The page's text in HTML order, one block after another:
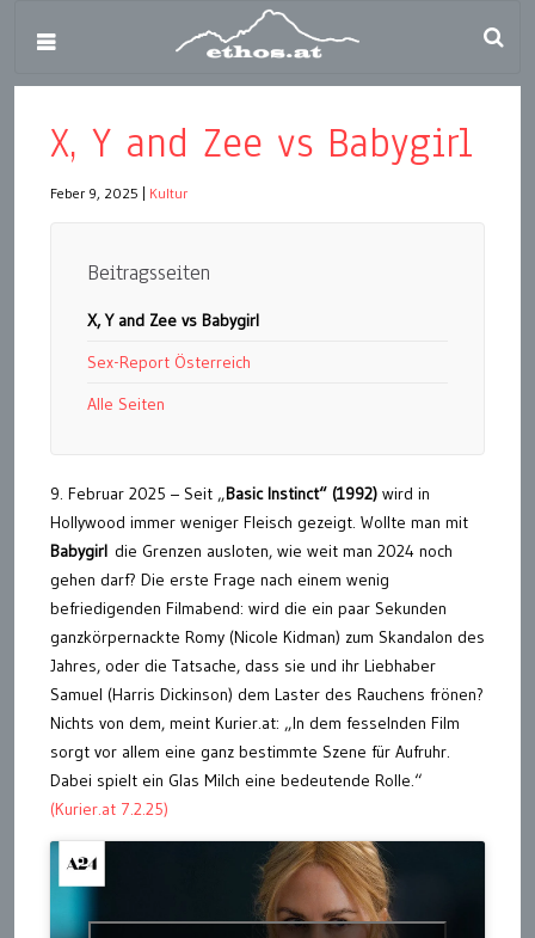
X, Y and Zee vs Babygirl
Feber 9, 2025 Kultur
Beitragsseiten
X, Y and Zee vs Babygirl
Sex-Report Österreich
Alle Seiten
9. Februar 2025 – Seit „Basic Instinct“ (1992) wird in
Hollywood immer weniger Fleisch gezeigt. Wollte man mit
Babygirl die Grenzen ausloten, wie weit man 2024 noch
gehen darf? Die erste Frage nach einem wenig
befriedigenden Filmabend: wird die ein paar Sekunden
ganzkörpernackte Romy (Nicole Kidman) zum Skandalon des
Jahres, oder die Tatsache, dass sie und ihr Liebhaber
Samuel (Harris Dickinson) dem Laster des Rauchens frönen?
Nichts von dem, meint Kurier.at: „In dem fesselnden Film
sorgt vor allem eine ganz bestimmte Szene für Aufruhr.
Dabei spielt ein Glas Milch eine bedeutende Rolle.“
(Kurier.at 7.2.25)